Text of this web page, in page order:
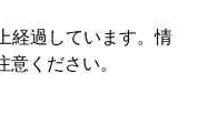
経過しています。情
ください。